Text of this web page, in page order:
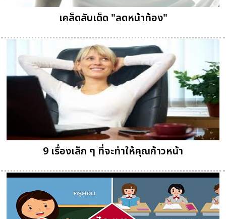
เคล็ดลับเด็ด "ลดหน้าท้อง"
9 เรื่องเล็ก ๆ ที่จะทำให้คุณก้าวหน้า